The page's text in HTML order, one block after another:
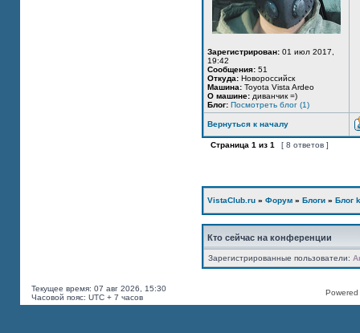
Зарегистрирован: 01 июл 2017,
19:42
Сообщения: 51
Откуда: Новороссийск
Машина: Toyota Vista Ardeo
О машине: диванчик =)
Блог: Посмотреть блог (1)
Вернуться к началу
Страница 1 из 1 [ 8 ответов ]
VistaClub.ru » Форум » Блоги » Блог
Кто сейчас на конференции
Зарегистрированные пользователи:
Текущее время: 07 авг 2026, 15:30
Часовой пояс: UTC + 7 часов